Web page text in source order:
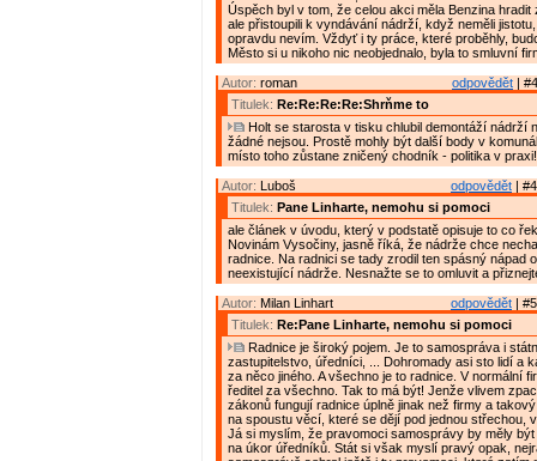
Úspěch byl v tom, že celou akci měla Benzina hradit
ale přistoupili k vyndávání nádrží, když neměli
opravdu nevím. Vždyť i ty práce, které proběhly,
Město si u nikoho nic neobjednalo, byla to smluvní
odpovědět |
Autor: roman
Titulek: Re:Re:Re:Re:Shrňme to
Holt se starosta v tisku chlubil demontáží nádrží
žádné nejsou. Prostě mohly být další body v
místo toho zůstane zničený chodník - politika v praxi!
odpovědět |
Autor: Luboš
Titulek: Pane Linharte, nemohu si pomoci
ale článek v úvodu, který v podstatě opisuje to co
Novinám Vysočiny, jasně říká, že nádrže chce
radnice. Na radnici se tady zrodil ten spásný nápad
neexistující nádrže. Nesnažte se to omluvit a
odpovědět |
Autor: Milan Linhart
Titulek: Re:Pane Linharte, nemohu si pomoci
Radnice je široký pojem. Je to samospráva i
zastupitelstvo, úředníci, ... Dohromady asi sto lidí a
za něco jiného. A všechno je to radnice. V normální
ředitel za všechno. Tak to má být! Jenže vlivem
zákonů fungují radnice úplně jinak než firmy a
na spoustu věcí, které se dějí pod jednou střechou,
Já si myslím, že pravomoci samosprávy by měly
na úkor úředníků. Stát si však myslí pravý opak,